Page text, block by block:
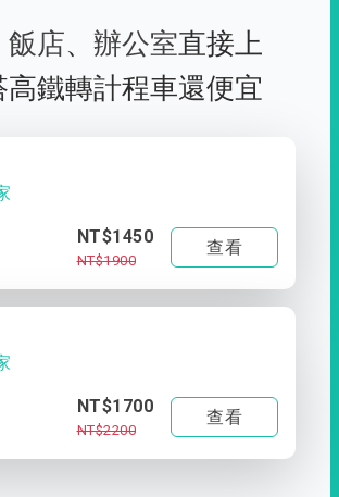
飯店、 辦公室直接上
高鐵轉計程車還便宜
NT$1450
NT$1900
查看
NT$1700
NT$2200
查看